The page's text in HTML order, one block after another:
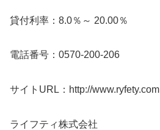
貸付利率：8.0％～ 20.00％
電話番号：0570-200-206
サイトURL：http://www.ryfety.com
ライフティ株式会社